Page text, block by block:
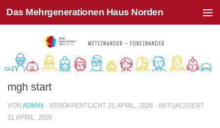
Zum Inhalt springen
Das Mehrgenerationen Haus Norden
mgh start
VON ADMIN · VERÖFFENTLICHT 21 APRIL, 2026 · AKTUALISIERT
21 APRIL, 2026